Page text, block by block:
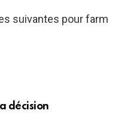
suivantes pour farm
décision